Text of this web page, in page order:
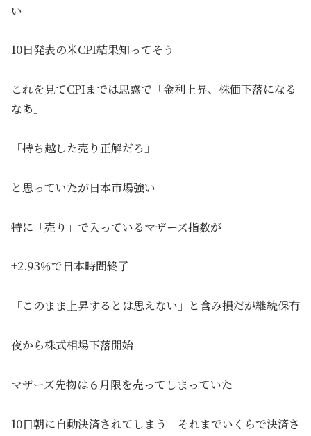
い
10日発表の米CPI結果知ってそう
これを見てCPIまでは思惑で「金利上昇、株価下落になる
なあ」
「持ち越した売り正解だろ」
と思っていたが日本市場強い
特に「売り」で入っているマザーズ指数が
+2.93％で日本時間終了
「このまま上昇するとは思えない」と含み損だが継続保有
夜から株式相場下落開始
マザーズ先物は６月限を売ってしまっていた
10日朝に自動決済されてしまう それまでいくらで決済さ